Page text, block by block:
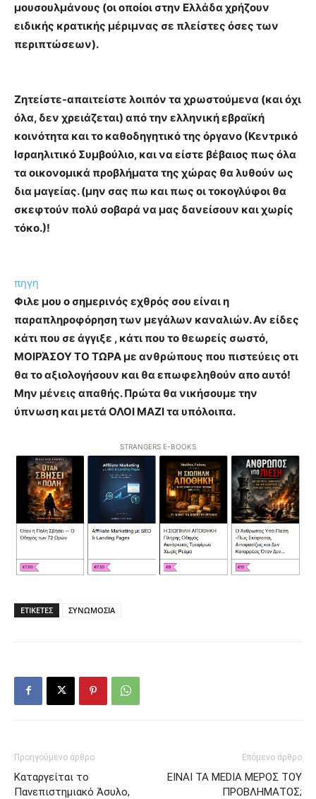
μουσουλμάνους (οι οποίοι στην Ελλάδα χρήζουν
ειδικής κρατικής μέριμνας σε πλείστες όσες των
περιπτώσεων).
Ζητείστε-απαιτείστε λοιπόν τα χρωστούμενα (και όχι
όλα, δεν χρειάζεται) από την ελληνική εβραϊκή
κοινότητα και το καθοδηγητικό της όργανο (Κεντρικό
Ισραηλιτικό Συμβούλιο, και να είστε βέβαιος πως όλα
τα οικονομικά προβλήματα της χώρας θα λυθούν ως
δια μαγείας. (μην σας πω και πως οι τοκογλύφοι θα
σκεφτούν πολύ σοβαρά να μας δανείσουν και χωρίς
τόκο.)!
πηγη
Φιλε μου ο σημερινός εχθρός σου είναι η
παραπληροφόρηση των μεγάλων καναλιών. Αν είδες
κάτι που σε άγγιξε , κάτι που το θεωρείς σωστό,
ΜΟΙΡΆΣΟΥ ΤΟ ΤΩΡΑ με ανθρώπους που πιστεύεις οτι
θα το αξιολογήσουν και θα επωφεληθούν απο αυτό!
Μην μένεις απαθής. Πρώτα θα νικήσουμε την
ύπνωση και μετά ΟΛΟΙ ΜΑΖΙ τα υπόλοιπα.
STRANGERS E-BOOKS
ΕΤΙΚΕΤΕΣ ΣΥΝΩΜΟΣΙΑ
Προηγούμενο άρθρο
Καταργείται το
Πανεπιστημιακό Άσυλο,
Επόμενο άρθρο
ΕΙΝΑΙ ΤΑ MEDIA ΜΕΡΟΣ ΤΟΥ
ΠΡΟΒΛΗΜΑΤΟΣ;